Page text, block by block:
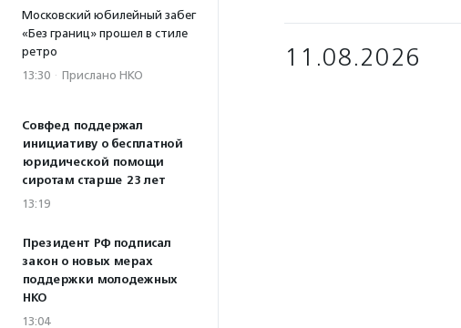
Московский юбилейный забег
«Без границ» прошел в стиле
ретро
13:30 · Прислано НКО
Совфед поддержал
инициативу о бесплатной
юридической помощи
сиротам старше 23 лет
13:19
Президент РФ подписал
закон о новых мерах
поддержки молодежных
НКО
13:04
11.08.2026